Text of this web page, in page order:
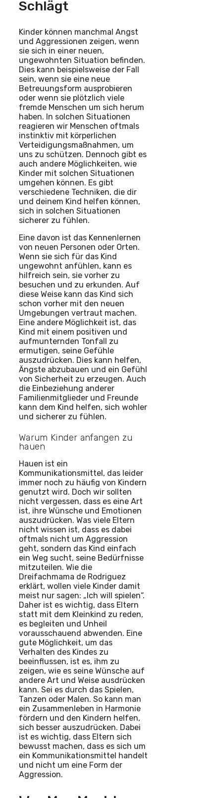
Schlägt
Kinder können manchmal Angst
und Aggressionen zeigen, wenn
sie sich in einer neuen,
ungewohnten Situation befinden.
Dies kann beispielsweise der Fall
sein, wenn sie eine neue
Betreuungsform ausprobieren
oder wenn sie plötzlich viele
fremde Menschen um sich herum
haben. In solchen Situationen
reagieren wir Menschen oftmals
instinktiv mit körperlichen
Verteidigungsmaßnahmen, um
uns zu schützen. Dennoch gibt es
auch andere Möglichkeiten, wie
Kinder mit solchen Situationen
umgehen können. Es gibt
verschiedene Techniken, die dir
und deinem Kind helfen können,
sich in solchen Situationen
sicherer zu fühlen.
Eine davon ist das Kennenlernen
von neuen Personen oder Orten.
Wenn sie sich für das Kind
ungewohnt anfühlen, kann es
hilfreich sein, sie vorher zu
besuchen und zu erkunden. Auf
diese Weise kann das Kind sich
schon vorher mit den neuen
Umgebungen vertraut machen.
Eine andere Möglichkeit ist, das
Kind mit einem positiven und
aufmunternden Tonfall zu
ermutigen, seine Gefühle
auszudrücken. Dies kann helfen,
Ängste abzubauen und ein Gefühl
von Sicherheit zu erzeugen. Auch
die Einbeziehung anderer
Familienmitglieder und Freunde
kann dem Kind helfen, sich wohler
und sicherer zu fühlen.
Warum Kinder anfangen zu
hauen
Hauen ist ein
Kommunikationsmittel, das leider
immer noch zu häufig von Kindern
genutzt wird. Doch wir sollten
nicht vergessen, dass es eine Art
ist, ihre Wünsche und Emotionen
auszudrücken. Was viele Eltern
nicht wissen ist, dass es dabei
oftmals nicht um Aggression
geht, sondern das Kind einfach
ein Weg sucht, seine Bedürfnisse
mitzuteilen. Wie die
Dreifachmama de Rodriguez
erklärt, wollen viele Kinder damit
meist nur sagen: „Ich will spielen“.
Daher ist es wichtig, dass Eltern
statt mit dem Kleinkind zu reden,
es begleiten und Unheil
vorausschauend abwenden. Eine
gute Möglichkeit, um das
Verhalten des Kindes zu
beeinflussen, ist es, ihm zu
zeigen, wie es seine Wünsche auf
andere Art und Weise ausdrücken
kann. Sei es durch das Spielen,
Tanzen oder Malen. So kann man
ein Zusammenleben in Harmonie
fördern und den Kindern helfen,
sich besser auszudrücken. Dabei
ist es wichtig, dass Eltern sich
bewusst machen, dass es sich um
ein Kommunikationsmittel handelt
und nicht um eine Form der
Aggression.